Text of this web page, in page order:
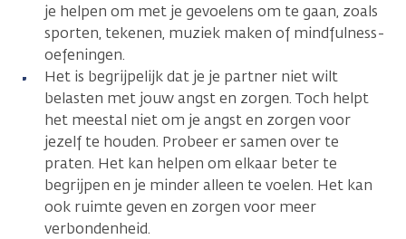
je helpen om met je gevoelens om te gaan, zoals
sporten, tekenen, muziek maken of mindfulness-
oefeningen.
Het is begrijpelijk dat je je partner niet wilt
belasten met jouw angst en zorgen. Toch helpt
het meestal niet om je angst en zorgen voor
jezelf te houden. Probeer er samen over te
praten. Het kan helpen om elkaar beter te
begrijpen en je minder alleen te voelen. Het kan
ook ruimte geven en zorgen voor meer
verbondenheid.